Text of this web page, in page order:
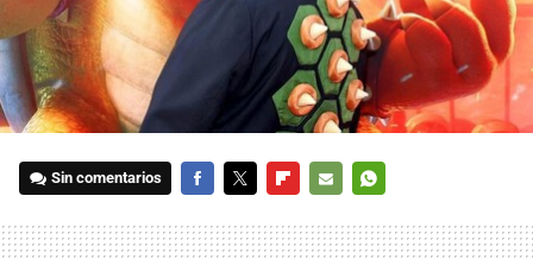
Sin comentarios
MAIL